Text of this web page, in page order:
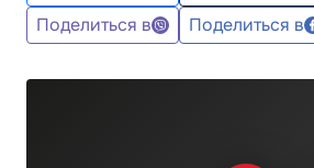
Поделиться в
Поделиться в